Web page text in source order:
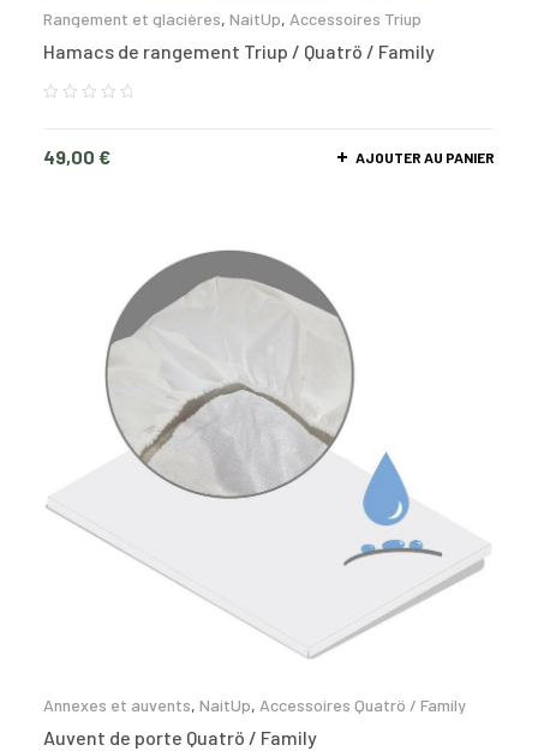
Rangement et glacières, NaitUp, Accessoires Triup
Hamacs de rangement Triup / Quatrö / Family
49,00 € AJOUTER AU PANIER
Annexes et auvents, NaitUp, Accessoires Quatrö / Family
Auvent de porte Quatrö / Family